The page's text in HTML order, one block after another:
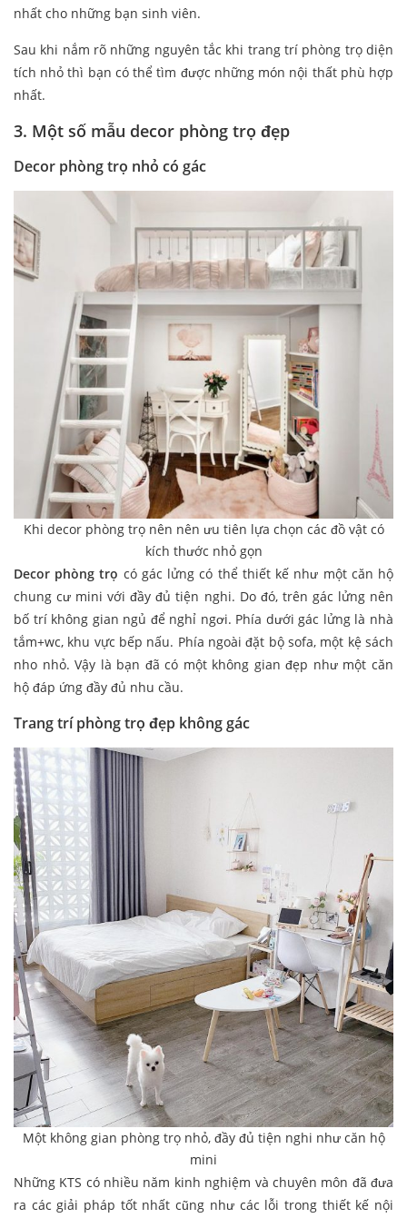
nhất cho những bạn sinh viên.
Sau khi nắm rõ những nguyên tắc khi trang trí phòng trọ diện
tích nhỏ thì bạn có thể tìm được những món nội thất phù hợp
nhất.
3. Một số mẫu decor phòng trọ đẹp
Decor phòng trọ nhỏ có gác
Khi decor phòng trọ nên nên ưu tiên lựa chọn các đồ vật có
kích thước nhỏ gọn
Decor phòng trọ có gác lửng có thể thiết kế như một căn hộ
chung cư mini với đầy đủ tiện nghi. Do đó, trên gác lửng nên
bố trí không gian ngủ để nghỉ ngơi. Phía dưới gác lửng là nhà
tắm+wc, khu vực bếp nấu. Phía ngoài đặt bộ sofa, một kệ sách
nho nhỏ. Vậy là bạn đã có một không gian đẹp như một căn
hộ đáp ứng đầy đủ nhu cầu.
Trang trí phòng trọ đẹp không gác
Một không gian phòng trọ nhỏ, đầy đủ tiện nghi như căn hộ
mini
Những KTS có nhiều năm kinh nghiệm và chuyên môn đã đưa
ra các giải pháp tốt nhất cũng như các lỗi trong thiết kế nội